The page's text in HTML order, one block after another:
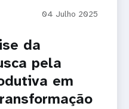
04 Julho 2025
da
pela
em